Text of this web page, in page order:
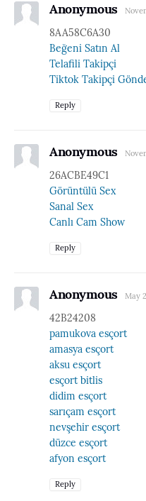
Anonymous
8AA58C6A30
Beğeni Satın Al
Telafili Takipçi
Tiktok Takipçi
Reply
Anonymous
26ACBE49C1
Görüntülü Sex
Sanal Sex
Canlı Cam Show
Reply
Anonymous May
42B24208
pamukova esçort
amasya esçort
aksu esçort
esçort bitlis
didim esçort
sarıçam esçort
nevşehir esçort
düzce esçort
afyon esçort
Reply